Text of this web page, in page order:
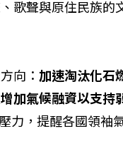
歌聲與原住民族
向： 加速淘汰化石
加氣候融資以支持
力，提醒各國領袖